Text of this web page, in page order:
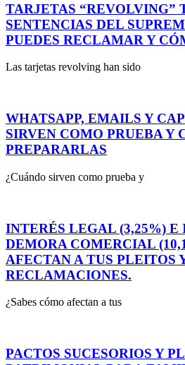
TARJETAS “REVOLVING”
SENTENCIAS DEL
PUEDES RECLAMAR Y
Las tarjetas revolving han sido
WHATSAPP, EMAILS Y
SIRVEN COMO PRUEBA Y
PREPARARLAS
¿Cuándo sirven como prueba y
INTERÉS LEGAL (3,25%) E
DEMORA COMERCIAL
AFECTAN A TUS PLEITOS
RECLAMACIONES.
¿Sabes cómo afectan a tus
PACTOS SUCESORIOS Y